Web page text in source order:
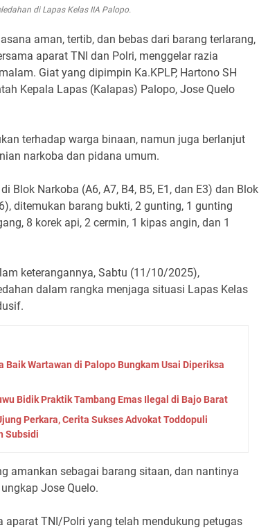
di Lapas Kelas IIA Palopo.
aman, tertib, dan bebas dari barang terlarang,
aparat TNI dan Polri, menggelar razia
Giat yang dipimpin Ka.KPLP, Hartono SH
Kepala Lapas (Kalapas) Palopo, Jose Quelo
terhadap warga binaan, namun juga berlanjut
narkoba dan pidana umum.
Blok Narkoba (A6, A7, B4, B5, E1, dan E3) dan Blok
ditemukan barang bukti, 2 gunting, 1 gunting
8 korek api, 2 cermin, 1 kipas angin, dan 1
keterangannya, Sabtu (11/10/2025),
dalam rangka menjaga situasi Lapas Kelas
Baik Wartawan di Palopo Bungkam Usai Diperiksa
Bidik Praktik Tambang Emas Ilegal di Bajo Barat
Perkara, Cerita Sukses Advokat Toddopuli
Subsidi
amankan sebagai barang sitaan, dan nantinya
Jose Quelo.
aparat TNI/Polri yang telah mendukung petugas